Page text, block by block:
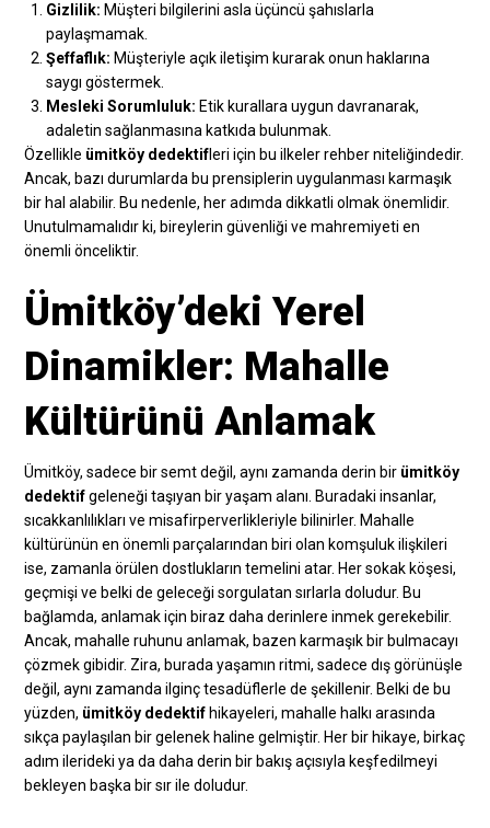
Gizlilik: Müşteri bilgilerini asla üçüncü şahıslarla
paylaşmamak.
Şeffaflık: Müşteriyle açık iletişim kurarak onun haklarına
saygı göstermek.
Mesleki Sorumluluk: Etik kurallara uygun davranarak,
adaletin sağlanmasına katkıda bulunmak.
Özellikle ümitköy dedektifleri için bu ilkeler rehber niteliğindedir.
Ancak, bazı durumlarda bu prensiplerin uygulanması karmaşık
bir hal alabilir. Bu nedenle, her adımda dikkatli olmak önemlidir.
Unutulmamalıdır ki, bireylerin güvenliği ve mahremiyeti en
önemli önceliktir.
Ümitköy’deki Yerel
Dinamikler: Mahalle
Kültürünü Anlamak
Ümitköy, sadece bir semt değil, aynı zamanda derin bir ümitköy
dedektifgeleneği taşıyan bir yaşam alanı. Buradaki insanlar,
sıcakkanlılıkları ve misafirperverlikleriyle bilinirler. Mahalle
kültürünün en önemli parçalarından biri olan komşuluk ilişkileri
ise, zamanla örülen dostlukların temelini atar. Her sokak köşesi,
geçmişi ve belki de geleceği sorgulatan sırlarla doludur. Bu
bağlamda, anlamak için biraz daha derinlere inmek gerekebilir.
Ancak, mahalle ruhunu anlamak, bazen karmaşık bir bulmacayı
çözmek gibidir. Zira, burada yaşamın ritmi, sadece dış görünüşle
değil, aynı zamanda ilginç tesadüflerle de şekillenir. Belki de bu
yüzden, ümitköy dedektif hikayeleri, mahalle halkı arasında
sıkça paylaşılan bir gelenek haline gelmiştir. Her bir hikaye, birkaç
adım ilerideki ya da daha derin bir bakış açısıyla keşfedilmeyi
bekleyen başka bir sır ile doludur.